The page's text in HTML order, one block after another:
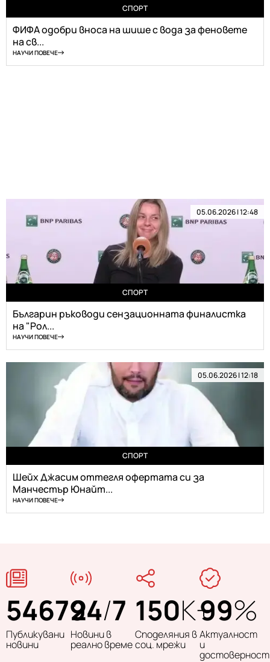
СПОРТ
ФИФА одобри вноса на шише с вода за феновете
на св...
НАУЧИ ПОВЕЧЕ
05.06.2026 | 12:48
СПОРТ
Българин ръководи сензационната финалистка
на "Рол...
НАУЧИ ПОВЕЧЕ
05.06.2026 | 12:18
СПОРТ
Шейх Джасим оттегля офертата си за
Манчестър Юнайт...
НАУЧИ ПОВЕЧЕ
54679
Публикувани
новини
24/7
Новини в
реално време
150K+
Споделяния в
соц. мрежи
99%
Актуалност
и
достоверност